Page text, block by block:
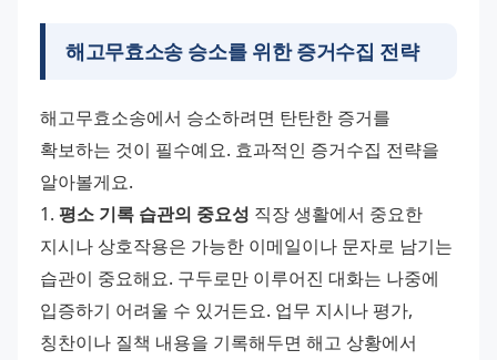
해고무효소송 승소를 위한 증거수집 전략
해고무효소송에서 승소하려면 탄탄한 증거를
확보하는 것이 필수예요. 효과적인 증거수집 전략을
알아볼게요.
1. 평소 기록 습관의 중요성 직장 생활에서 중요한
지시나 상호작용은 가능한 이메일이나 문자로 남기는
습관이 중요해요. 구두로만 이루어진 대화는 나중에
입증하기 어려울 수 있거든요. 업무 지시나 평가,
칭찬이나 질책 내용을 기록해두면 해고 상황에서